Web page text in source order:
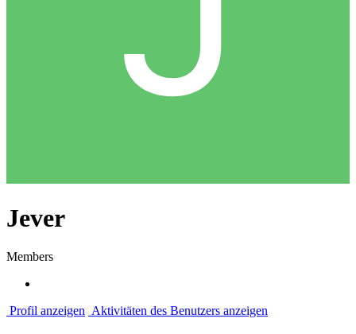
Jever
Members
Profil anzeigen Aktivitäten des Benutzers anzeigen